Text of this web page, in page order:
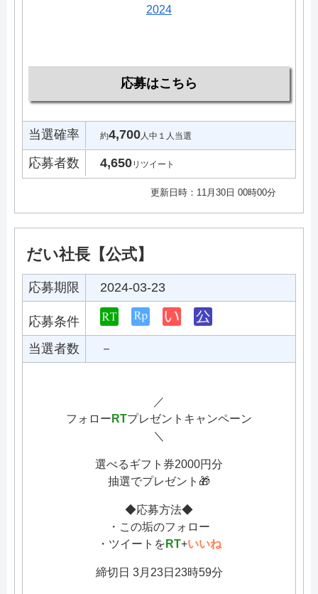
2024
応募はこちら
当選確率 約4,700人中１人当選
応募者数 4,650リツイート
更新日時：11月30日 00時00分
だい社長【公式】
応募期限 2024-03-23
応募条件
当選者数
－
／
フォロー RTプレゼントキャンペーン
＼
選べるギフト券2000円分
抽選でプレゼント🎁
◆応募方法◆
・この垢のフォロー
・ツイートを RT+いいね
締切日 3月23日23時59分